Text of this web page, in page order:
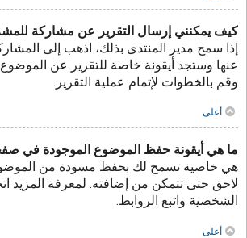
كيف يمكنني إرسال التقرير عن مشاركة
إذا سمح مدير المنتدى بذلك، اذهب إلى
عنها وستجد أيقونة خاصة للتقرير عن
وقم بالخطوات لإتمام عملية التقرير.
أعلى
ما هي أيقونة حفظ الموضوع الموجودة في
هي خاصية تسمح لك بحفظ مسودة من
لاحق حتى تتمكن من إضافته. لمعرفة المزيد
الشخصية واتبع الروابط.
أعلى